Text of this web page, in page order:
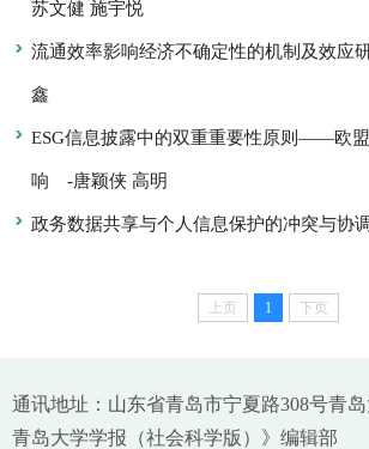
苏文健 施宇悦
流通效率影响经济不确定性的机制及效
鑫
ESG信息披露中的双重重要性原则——欧
响-唐颖侠 高明
政务数据共享与个人信息保护的冲突与
上页 1 下页
通讯地址：山东省青岛市宁夏路308号青
青岛大学学报（社会科学版）》编辑部